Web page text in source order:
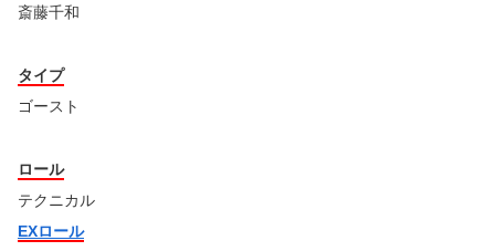
斎藤千和
タイプ
ゴースト
ロール
テクニカル
EXロール